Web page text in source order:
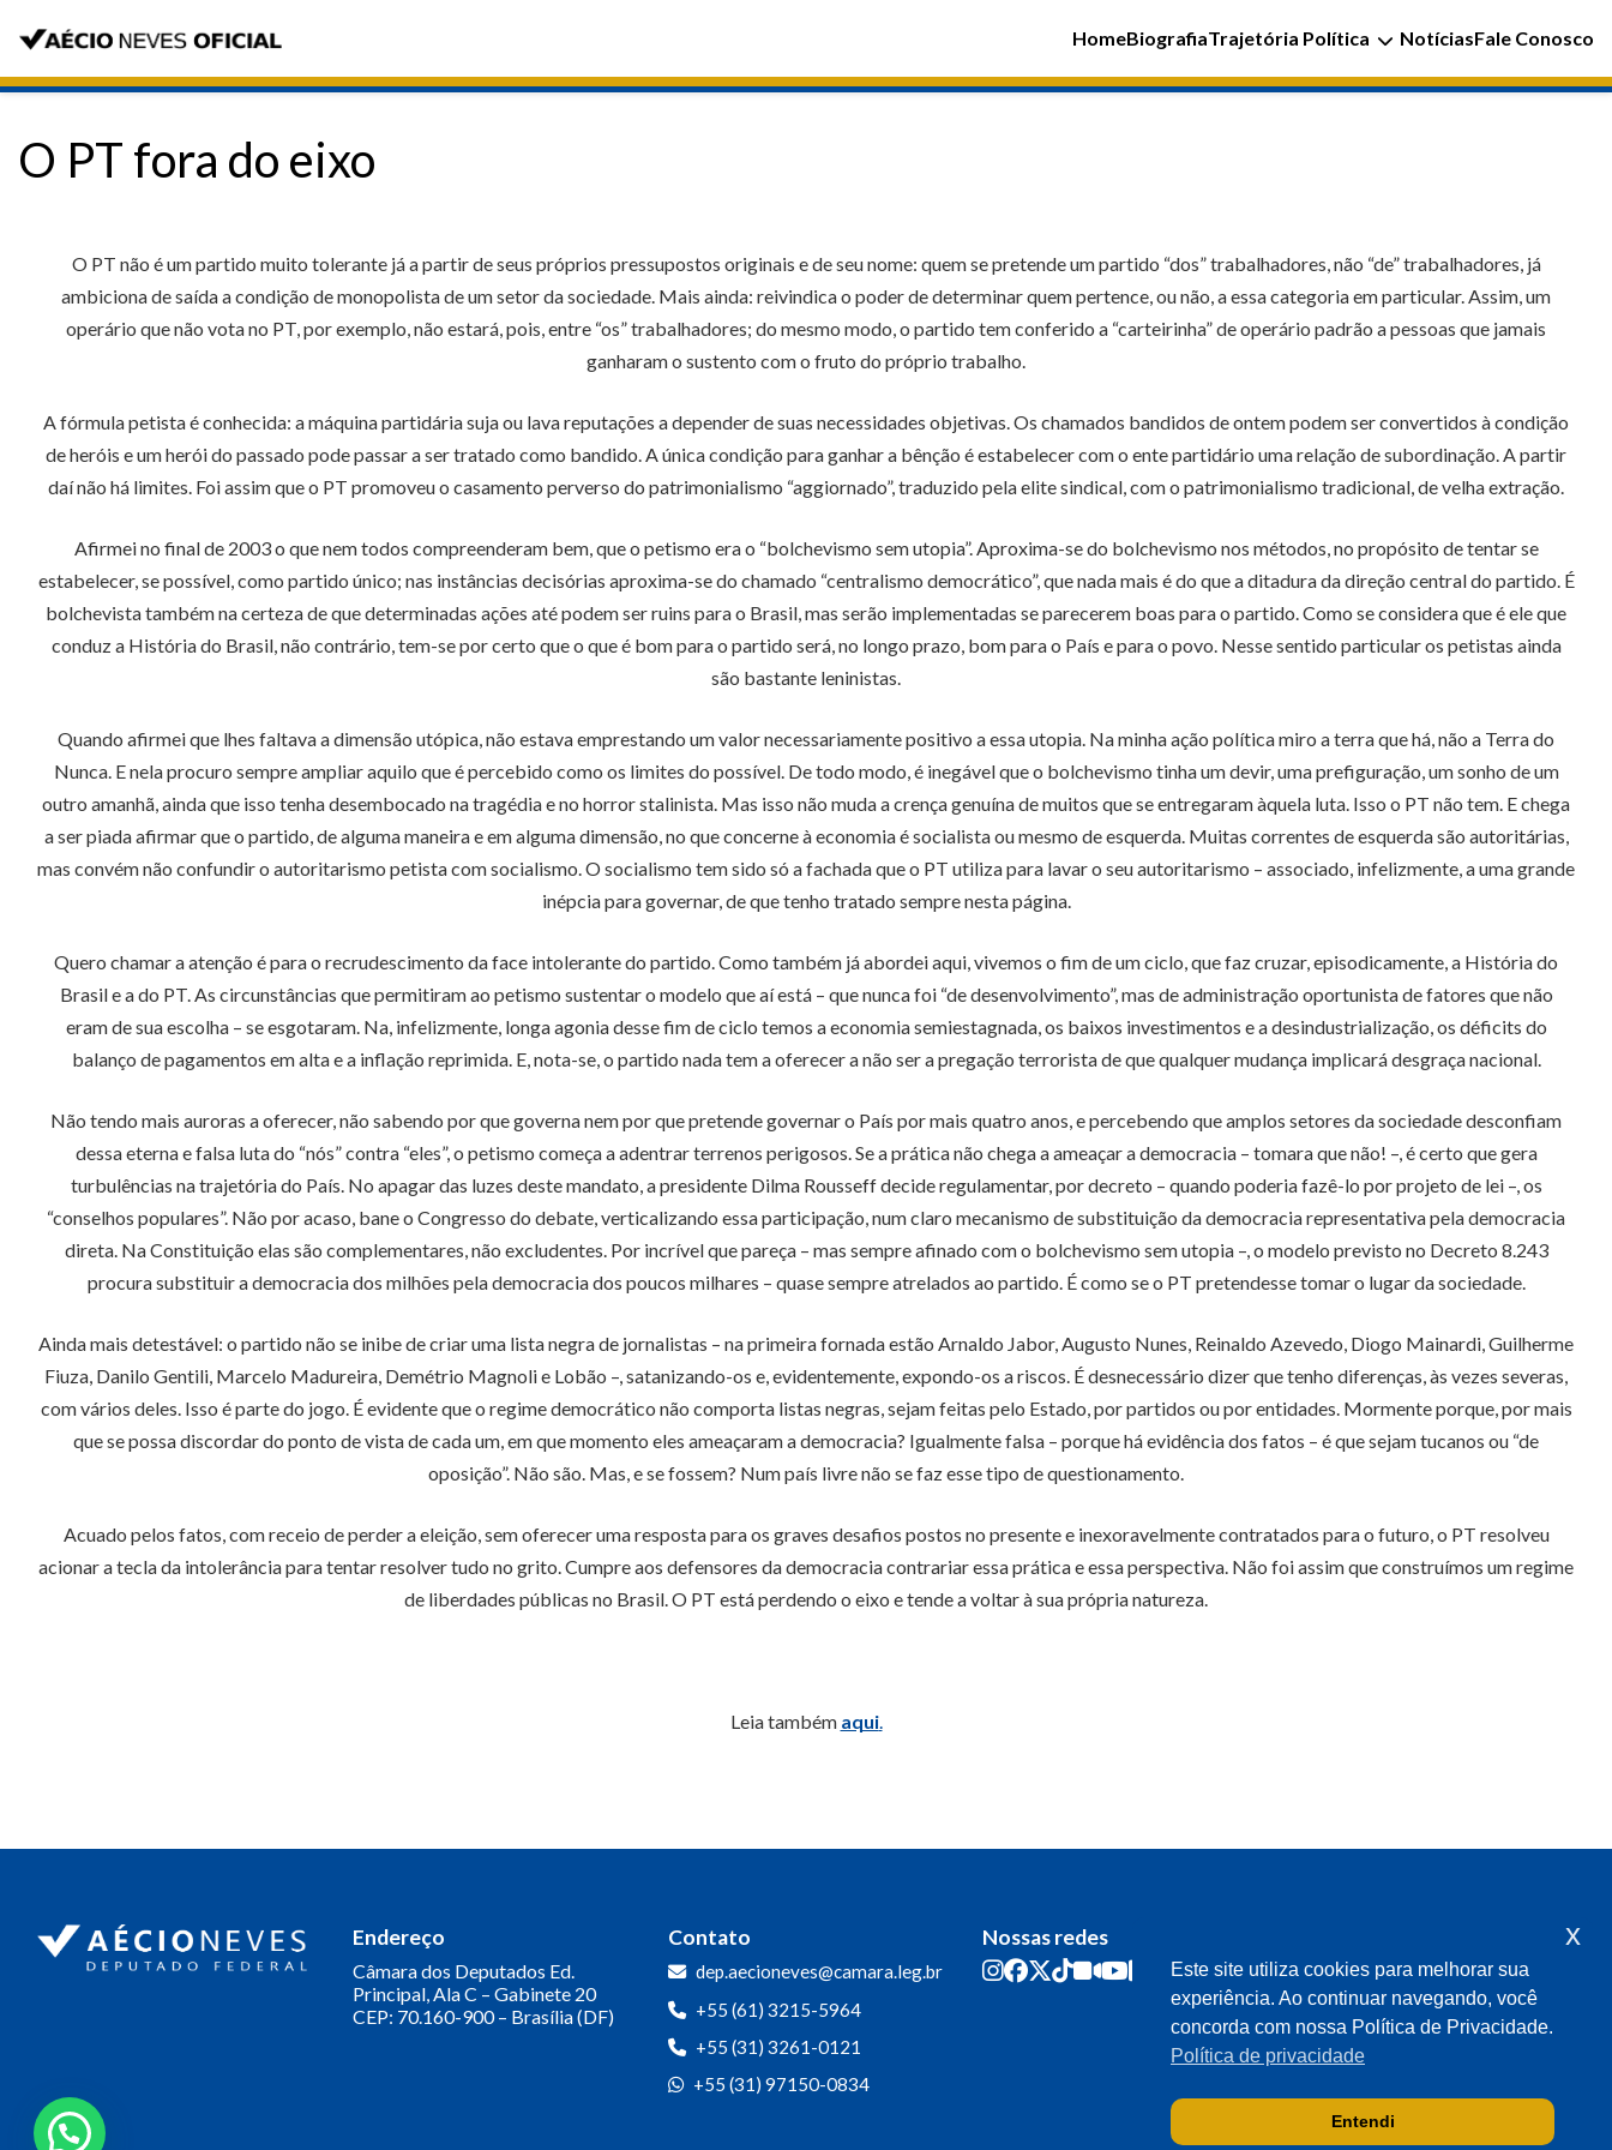
HomeBiografiaTrajetória Política NotíciasFale Conosco
O PT fora do eixo
O PT não é um partido muito tolerante já a partir de seus próprios pressupostos originais e de seu nome: quem se pretende um partido “dos” trabalhadores, não “de” trabalhadores, já
ambiciona de saída a condição de monopolista de um setor da sociedade. Mais ainda: reivindica o poder de determinar quem pertence, ou não, a essa categoria em particular. Assim, um
operário que não vota no PT, por exemplo, não estará, pois, entre “os” trabalhadores; do mesmo modo, o partido tem conferido a “carteirinha” de operário padrão a pessoas que jamais
ganharam o sustento com o fruto do próprio trabalho.
A fórmula petista é conhecida: a máquina partidária suja ou lava reputações a depender de suas necessidades objetivas. Os chamados bandidos de ontem podem ser convertidos à condição
de heróis e um herói do passado pode passar a ser tratado como bandido. A única condição para ganhar a bênção é estabelecer com o ente partidário uma relação de subordinação. A partir
daí não há limites. Foi assim que o PT promoveu o casamento perverso do patrimonialismo “aggiornado”, traduzido pela elite sindical, com o patrimonialismo tradicional, de velha extração.
Afirmei no final de 2003 o que nem todos compreenderam bem, que o petismo era o “bolchevismo sem utopia”. Aproxima-se do bolchevismo nos métodos, no propósito de tentar se
estabelecer, se possível, como partido único; nas instâncias decisórias aproxima-se do chamado “centralismo democrático”, que nada mais é do que a ditadura da direção central do partido. É
bolchevista também na certeza de que determinadas ações até podem ser ruins para o Brasil, mas serão implementadas se parecerem boas para o partido. Como se considera que é ele que
conduz a História do Brasil, não contrário, tem-se por certo que o que é bom para o partido será, no longo prazo, bom para o País e para o povo. Nesse sentido particular os petistas ainda
são bastante leninistas.
Quando afirmei que lhes faltava a dimensão utópica, não estava emprestando um valor necessariamente positivo a essa utopia. Na minha ação política miro a terra que há, não a Terra do
Nunca. E nela procuro sempre ampliar aquilo que é percebido como os limites do possível. De todo modo, é inegável que o bolchevismo tinha um devir, uma prefiguração, um sonho de um
outro amanhã, ainda que isso tenha desembocado na tragédia e no horror stalinista. Mas isso não muda a crença genuína de muitos que se entregaram àquela luta. Isso o PT não tem. E chega
a ser piada afirmar que o partido, de alguma maneira e em alguma dimensão, no que concerne à economia é socialista ou mesmo de esquerda. Muitas correntes de esquerda são autoritárias,
mas convém não confundir o autoritarismo petista com socialismo. O socialismo tem sido só a fachada que o PT utiliza para lavar o seu autoritarismo – associado, infelizmente, a uma grande
inépcia para governar, de que tenho tratado sempre nesta página.
Quero chamar a atenção é para o recrudescimento da face intolerante do partido. Como também já abordei aqui, vivemos o fim de um ciclo, que faz cruzar, episodicamente, a História do
Brasil e a do PT. As circunstâncias que permitiram ao petismo sustentar o modelo que aí está – que nunca foi “de desenvolvimento”, mas de administração oportunista de fatores que não
eram de sua escolha – se esgotaram. Na, infelizmente, longa agonia desse fim de ciclo temos a economia semiestagnada, os baixos investimentos e a desindustrialização, os déficits do
balanço de pagamentos em alta e a inflação reprimida. E, nota-se, o partido nada tem a oferecer a não ser a pregação terrorista de que qualquer mudança implicará desgraça nacional.
Não tendo mais auroras a oferecer, não sabendo por que governa nem por que pretende governar o País por mais quatro anos, e percebendo que amplos setores da sociedade desconfiam
dessa eterna e falsa luta do “nós” contra “eles”, o petismo começa a adentrar terrenos perigosos. Se a prática não chega a ameaçar a democracia – tomara que não! –, é certo que gera
turbulências na trajetória do País. No apagar das luzes deste mandato, a presidente Dilma Rousseff decide regulamentar, por decreto – quando poderia fazê-lo por projeto de lei –, os
“conselhos populares”. Não por acaso, bane o Congresso do debate, verticalizando essa participação, num claro mecanismo de substituição da democracia representativa pela democracia
direta. Na Constituição elas são complementares, não excludentes. Por incrível que pareça – mas sempre afinado com o bolchevismo sem utopia –, o modelo previsto no Decreto 8.243
procura substituir a democracia dos milhões pela democracia dos poucos milhares – quase sempre atrelados ao partido. É como se o PT pretendesse tomar o lugar da sociedade.
Ainda mais detestável: o partido não se inibe de criar uma lista negra de jornalistas – na primeira fornada estão Arnaldo Jabor, Augusto Nunes, Reinaldo Azevedo, Diogo Mainardi, Guilherme
Fiuza, Danilo Gentili, Marcelo Madureira, Demétrio Magnoli e Lobão –, satanizando-os e, evidentemente, expondo-os a riscos. É desnecessário dizer que tenho diferenças, às vezes severas,
com vários deles. Isso é parte do jogo. É evidente que o regime democrático não comporta listas negras, sejam feitas pelo Estado, por partidos ou por entidades. Mormente porque, por mais
que se possa discordar do ponto de vista de cada um, em que momento eles ameaçaram a democracia? Igualmente falsa – porque há evidência dos fatos – é que sejam tucanos ou “de
oposição”. Não são. Mas, e se fossem? Num país livre não se faz esse tipo de questionamento.
Acuado pelos fatos, com receio de perder a eleição, sem oferecer uma resposta para os graves desafios postos no presente e inexoravelmente contratados para o futuro, o PT resolveu
acionar a tecla da intolerância para tentar resolver tudo no grito. Cumpre aos defensores da democracia contrariar essa prática e essa perspectiva. Não foi assim que construímos um regime
de liberdades públicas no Brasil. O PT está perdendo o eixo e tende a voltar à sua própria natureza.
Leia também aqui.
Endereço
Câmara dos Deputados Ed.
Principal, Ala C – Gabinete 20
CEP: 70.160-900 – Brasília (DF)
Contato
dep.aecioneves@camara.leg.br
+55 (61) 3215-5964
+55 (31) 3261-0121
+55 (31) 97150-0834
Nossas redes
Este site utiliza cookies para melhorar sua
experiência. Ao continuar navegando, você
concorda com nossa Política de Privacidade.
Política de privacidade
Entendi
x